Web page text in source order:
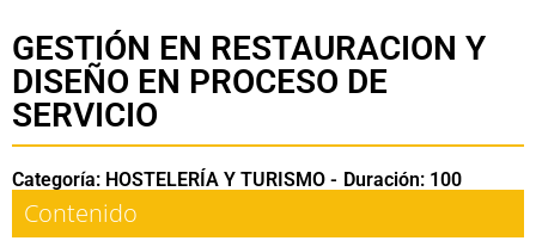
GESTIÓN EN RESTAURACION Y
DISEÑO EN PROCESO DE
SERVICIO
Categoría: HOSTELERÍA Y TURISMO - Duración: 100
Contenido